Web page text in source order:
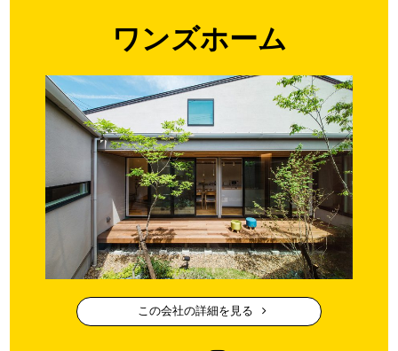
ワンズホーム
この会社の詳細を見る